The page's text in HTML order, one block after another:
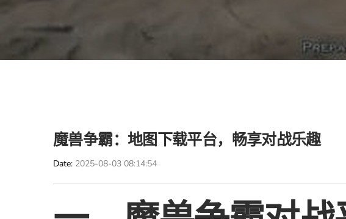
魔兽争霸：地图下载平台，畅享对战乐趣
Date 2025-08-03 08:14:54